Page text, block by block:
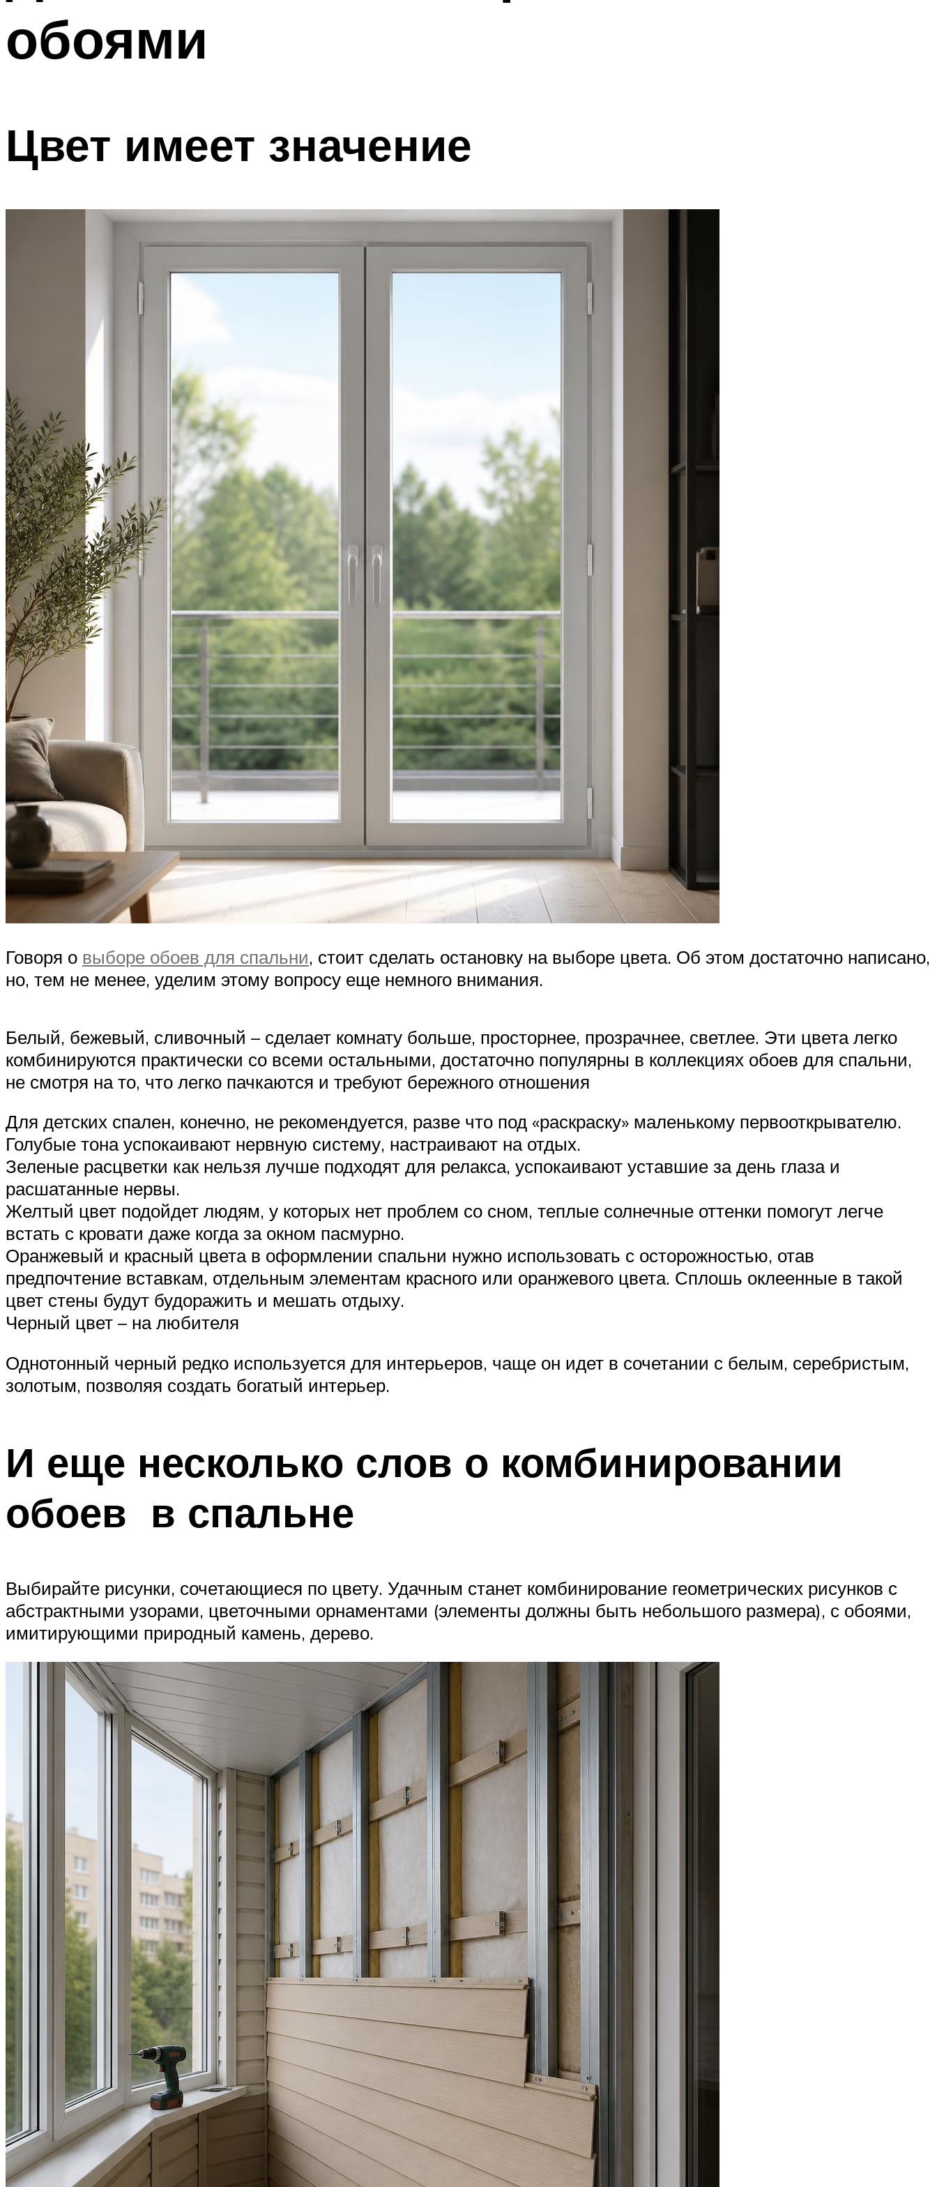
обоями
Цвет имеет значение
Говоря о выборе обоев для спальни, стоит сделать остановку на выборе цвета. Об этом достаточно написано,
но, тем не менее, уделим этому вопросу еще немного внимания.
Белый, бежевый, сливочный – сделает комнату больше, просторнее, прозрачнее, светлее. Эти цвета легко
комбинируются практически со всеми остальными, достаточно популярны в коллекциях обоев для спальни,
не смотря на то, что легко пачкаются и требуют бережного отношения
Для детских спален, конечно, не рекомендуется, разве что под «раскраску» маленькому первооткрывателю.
Голубые тона успокаивают нервную систему, настраивают на отдых.
Зеленые расцветки как нельзя лучше подходят для релакса, успокаивают уставшие за день глаза и
расшатанные нервы.
Желтый цвет подойдет людям, у которых нет проблем со сном, теплые солнечные оттенки помогут легче
встать с кровати даже когда за окном пасмурно.
Оранжевый и красный цвета в оформлении спальни нужно использовать с осторожностью, отав
предпочтение вставкам, отдельным элементам красного или оранжевого цвета. Сплошь оклеенные в такой
цвет стены будут будоражить и мешать отдыху.
Черный цвет – на любителя
Однотонный черный редко используется для интерьеров, чаще он идет в сочетании с белым, серебристым,
золотым, позволяя создать богатый интерьер.
И еще несколько слов о комбинировании
обоев в спальне
Выбирайте рисунки, сочетающиеся по цвету. Удачным станет комбинирование геометрических рисунков с
абстрактными узорами, цветочными орнаментами (элементы должны быть небольшого размера), с обоями,
имитирующими природный камень, дерево.